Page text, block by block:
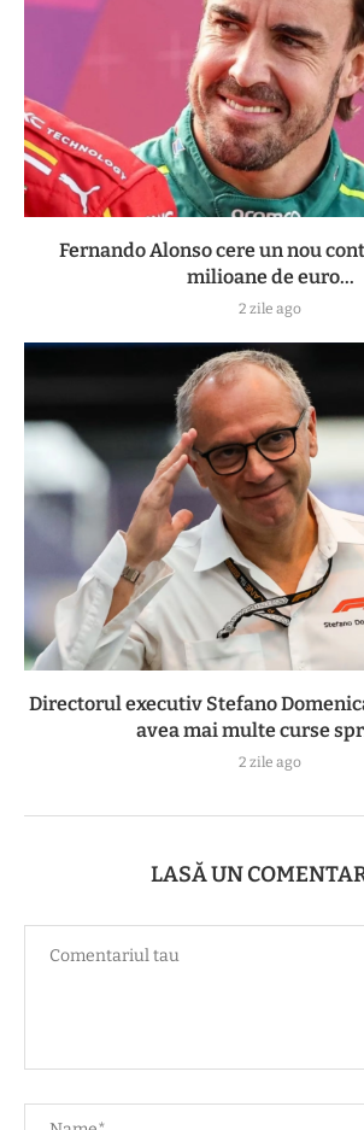
Fernando Alonso cere un nou
milioane de euro...
2 zile ago
Directorul executiv Stefano
avea mai multe curse
2 zile ago
LASĂ UN